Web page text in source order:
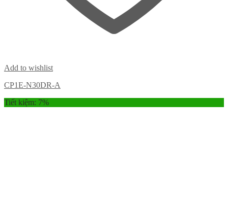
Add to wishlist
CP1E-N30DR-A
Tiết kiệm: 7%